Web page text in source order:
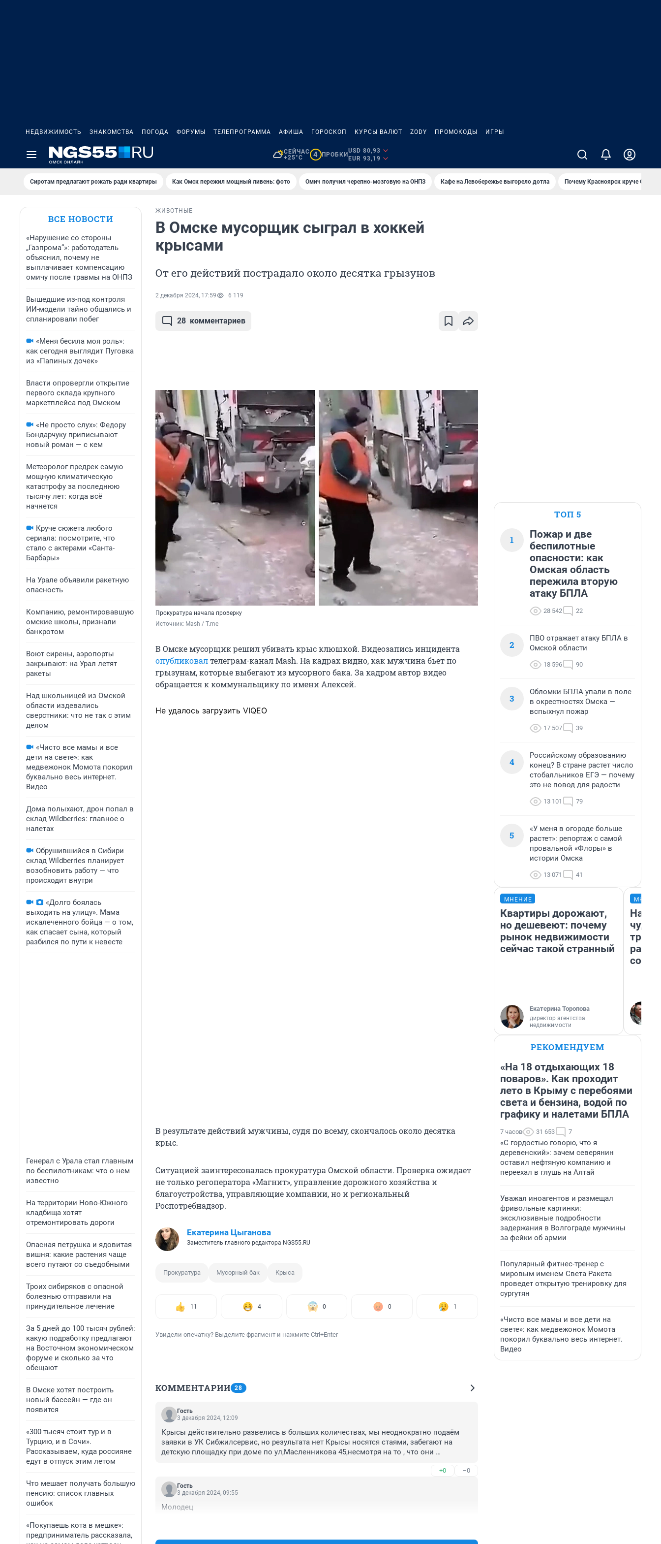
НЕДВИЖИМОСТЬ ЗНАКОМСТВА ПОГОДА ФОРУМЫ ТЕЛЕПРОГРАММА АФИША ГОРОСКОП КУРСЫ ВАЛЮТ ZODY ПРОМОКОДЫ ИГРЫ
СЕЙЧАС
+25°C
4 ПРОБКИ
USD 80,93
EUR 93,19
Сиротам предлагают рожать ради квартиры Как Омск пережил мощный ливень: фото Омич получил черепно-мозговую на ОНПЗ Кафе на Левобережье выгорело дотла Почему Красноярск круче Омска
ВСЕ НОВОСТИ
«Нарушение со стороны
„Газпрома“»: работодатель
объяснил, почему не
выплачивает компенсацию
омичу после травмы на ОНПЗ
Вышедшие из-под контроля
ИИ-модели тайно общались и
спланировали побег
«Меня бесила моя роль»:
как сегодня выглядит Пуговка
из «Папиных дочек»
Власти опровергли открытие
первого склада крупного
маркетплейса под Омском
«Не просто слух»: Федору
Бондарчуку приписывают
новый роман — с кем
Метеоролог предрек самую
мощную климатическую
катастрофу за последнюю
тысячу лет: когда всё
начнется
Круче сюжета любого
сериала: посмотрите, что
стало с актерами «Санта-
Барбары»
На Урале объявили ракетную
опасность
Компанию, ремонтировавшую
омские школы, признали
банкротом
Воют сирены, аэропорты
закрывают: на Урал летят
ракеты
Над школьницей из Омской
области издевались
сверстники: что не так с этим
делом
«Чисто все мамы и все
дети на свете»: как
медвежонок Момота покорил
буквально весь интернет.
Видео
Дома полыхают, дрон попал в
склад Wildberries: главное о
налетах
Обрушившийся в Сибири
склад Wildberries планирует
возобновить работу — что
происходит внутри
«Долго боялась
выходить на улицу». Мама
искалеченного бойца — о том,
как спасает сына, который
разбился по пути к невесте
Генерал с Урала стал главным
по беспилотникам: что о нем
известно
На территории Ново-Южного
кладбища хотят
отремонтировать дороги
Опасная петрушка и ядовитая
вишня: какие растения чаще
всего путают со съедобными
Троих сибиряков с опасной
болезнью отправили на
принудительное лечение
За 5 дней до 100 тысяч рублей:
какую подработку предлагают
на Восточном экономическом
форуме и сколько за что
обещают
В Омске хотят построить
новый бассейн — где он
появится
«300 тысяч стоит тур и в
Турцию, и в Сочи».
Рассказываем, куда россияне
едут в отпуск этим летом
Что мешает получать большую
пенсию: список главных
ошибок
«Покупаешь кота в мешке»:
предприниматель рассказала,
ЖИВОТНЫЕ
В Омске мусорщик сыграл в хоккей
крысами
От его действий пострадало около десятка грызунов
2 декабря 2024, 17:59 6 119
28 комментариев
Прокуратура начала проверку
Источник: Mash / T.me
В Омске мусорщик решил убивать крыс клюшкой. Видеозапись инцидента
опубликовалтелеграм-канал Mash. На кадрах видно, как мужчина бьет по
грызунам, которые выбегают из мусорного бака. За кадром автор видео
обращается к коммунальщику по имени Алексей.
Не удалось загрузить VIQEO
В результате действий мужчины, судя по всему, скончалось около десятка
крыс.
Ситуацией заинтересовалась прокуратура Омской области. Проверка ожидает
не только регоператора «Магнит», управление дорожного хозяйства и
благоустройства, управляющие компании, но и региональный
Роспотребнадзор.
Екатерина Цыганова
Заместитель главного редактора NGS55.RU
Прокуратура Мусорный бак Крыса
11 4 0 0 1
Увидели опечатку? Выделите фрагмент и нажмите Ctrl+Enter
КОММЕНТАРИИ 28
Гость
3 декабря 2024, 12:09
Крысы действительно развелись в больших количествах, мы неоднократно подаём
заявки в УК Сибжилсервис, но результата нет Крысы носятся стаями, забегают на
детскую площадку при доме по ул,Масленникова 45,несмотря на то , что они
+0 –0
Гость
3 декабря 2024, 09:55
Молодец
ТОП 5
1
Пожар и две
беспилотные
опасности: как
Омская область
пережила вторую
атаку БПЛА
28 542 22
2
ПВО отражает атаку БПЛА в
Омской области
18 596 90
3
Обломки БПЛА упали в поле
в окрестностях Омска —
вспыхнул пожар
17 507 39
4
Российскому образованию
конец? В стране растет число
стобалльников ЕГЭ — почему
это не повод для радости
13 101 79
5
«У меня в огороде больше
растет»: репортаж с самой
провальной «Флоры» в
истории Омска
13 071 41
МНЕНИЕ
Квартиры дорожают,
но дешевеют: почему
рынок недвижимости
сейчас такой странный
Екатерина Торопова
директор агентства
недвижимости
РЕКОМЕНДУЕМ
«На 18 отдыхающих 18
поваров». Как проходит
лето в Крыму с перебоями
света и бензина, водой по
графику и налетами БПЛА
7 часов 31 653 7
«С гордостью говорю, что я
деревенский»: зачем северянин
оставил нефтяную компанию и
переехал в глушь на Алтай
Уважал иноагентов и размещал
фривольные картинки:
эксклюзивные подробности
задержания в Волгограде мужчины
за фейки об армии
Популярный фитнес-тренер с
мировым именем Света Ракета
проведет открытую тренировку для
сургутян
«Чисто все мамы и все дети на
свете»: как медвежонок Момота
покорил буквально весь интернет.
Видео